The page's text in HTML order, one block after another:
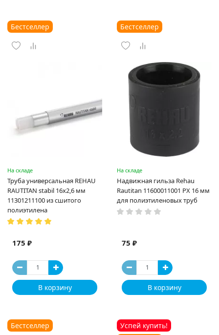
Бестселлер
На складе
Труба универсальная REHAU
RAUTITAN stabil 16х2,6 мм
11301211100 из сшитого
полиэтилена
175 ₽
В корзину
Бестселлер
На складе
Надвижная гильза Rehau
Rautitan 11600011001 PX 16 мм
для полиэтиленовых труб
75 ₽
В корзину
Бестселлер Успей купить!